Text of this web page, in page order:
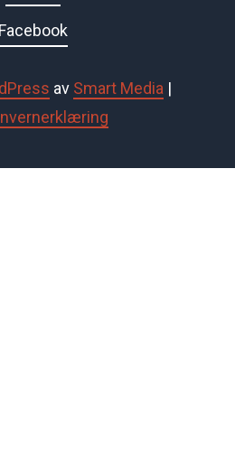
Facebook
av Smart Media |